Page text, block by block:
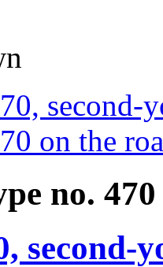
second-
on the
no. 470
second-